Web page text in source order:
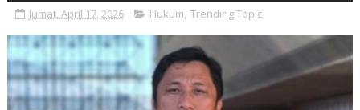
Jumat, April 17, 2026 Hukum, Trending Topic